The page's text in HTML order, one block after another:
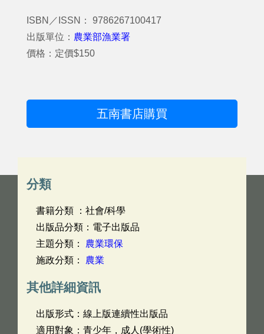
ISBN／ISSN： 9786267100417
出版單位： 農業部漁業署
價格：定價$150
五南書店購買
分類
書籍分類 ：社會/科學
出版品分類：電子出版品
主題分類： 農業環保
施政分類： 農業
其他詳細資訊
出版形式：線上版連續性出版品
適用對象：青少年，成人(學術性)